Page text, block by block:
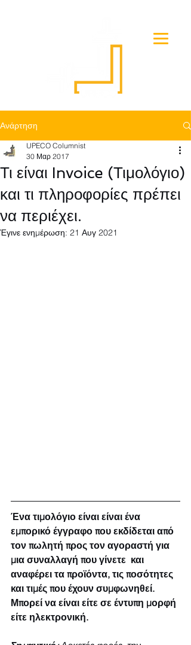
Ανάρτηση
Τι είναι Invoice (Τιμολόγιο)
και τι πληροφορίες πρέπει
να περιέχει.
UPECO Columnist
30 Μαρ 2017
Έγινε ενημέρωση: 21 Αυγ 2021
Ένα τιμολόγιο είναι είναι ένα
εμπορικό έγγραφο που εκδίδεται από
τον πωλητή προς τον αγοραστή για
μια συναλλαγή που γίνετε  και
αναφέρει τα προϊόντα, τις ποσότητες
και τιμές που έχουν συμφωνηθεί.
Μπορεί να είναι είτε σε έντυπη μορφή
είτε ηλεκτρονική.